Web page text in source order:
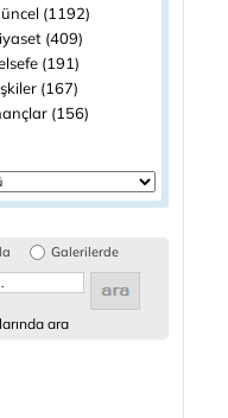
(1192)
(409)
(191)
(167)
(156)
Galerilerde
ara